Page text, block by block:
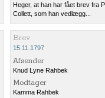
Heger, at han har fået brev fra
Collett, som han vedlægg...
Brev
15.11.1797
Afsender
Knud Lyne Rahbek
Modtager
Kamma Rahbek